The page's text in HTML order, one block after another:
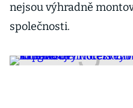
nejsou výhradně
společnosti.